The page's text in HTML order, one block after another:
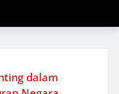
dalam